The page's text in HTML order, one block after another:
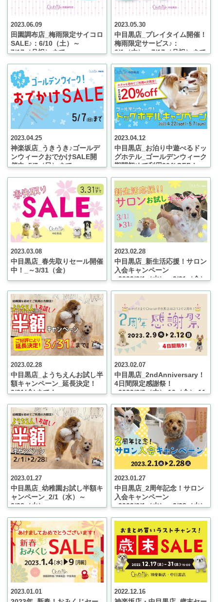
2023.06.09
田園調布店_梅雨限定サイコロ
SALE♪：6/10（土）～
7/17（月祝）まで
2023.05.30
中目黒店_プレイタイム開催！
梅雨限定サービス♪：
6/1（木）～7/17（月祝）まで
2023.04.25
神楽坂店_うきうき♪ゴールデ
ンウィークおでかけSALE開
催中_5/7（日）まで
2023.04.12
中目黒店_お泊り中遊べるドッ
グホテル_ゴールデンウィーク
期間初めて利用20％OFF！
2023.03.08
中目黒店_春先取りセール開催
中！_～3/31（金）
2023.02.28
中目黒店_新生活応援！サロン
入会キャンペーン
_2023/3/1（水）～3/31（金）
2023.02.28
中目黒店_ようちえんお試し半
額キャンペーン_延長決定！
3/31(金)まで！
2023.02.07
中目黒店_2ndAnniversary！
4日間限定感謝祭！
_2023/2/9（木）.10（金）.11（
2023.01.27
中目黒店_幼稚園お試し半額キ
ャンペーン_2/1（水）～
2/28（火）
2023.01.27
中目黒店_2周年記念！サロン
入会キャンペーン
_2023/2/1（水）～2/28（火）
2023.01.01 2022.12.16